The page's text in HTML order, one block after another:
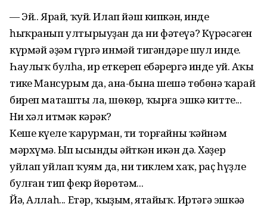
— Эй.. Ярай, ҡуй. Илап йәш кипкән, инде
һыҡранып ултырыуҙан да ни фәтеүә? Күрәсәген
күрмәй әҙәм гүргә инмәй тигәндәре шул инде.
Һаулыҡ булһа, ир еткереп ебәрергә инде уй. Аңҡы
тиңке Мансурым да, ана-бына шешә төбөнә ҡарай
биреп маташты ла, шөкөр, ҡырға эшкә китте...
Ни хәл итмәк кәрәк?
Кеше күңеле ҡарурман, ти торғайны ҡәйнәм
мәрхүмә. Ып ысынды әйткән икән дә. Хәҙер
уйлап уйлап ҡуям да, ни тиклем хаҡ, раҫ һүҙле
булған тип фекр йөрөтәм...
Йә, Аллаһ... Етәр, ҡыҙым, ятайыҡ. Иртәгә эшкәә